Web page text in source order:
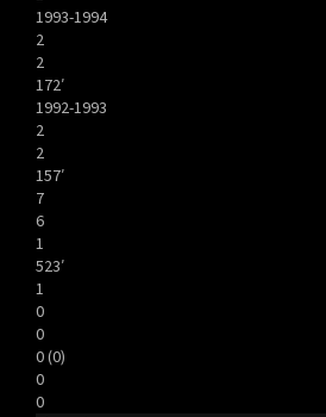
1993-1994
2
2
172′
1992-1993
2
2
157′
7
6
1
523′
1
0
0
0 (0)
0
0